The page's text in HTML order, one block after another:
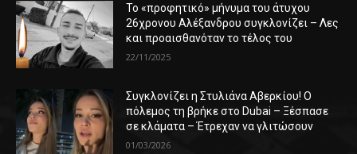
Το «προφητικό» μήνυμα του άτυχου
26χρονου Αλέξανδρου συγκλονίζει – Λες
και προαισθανόταν το τέλος του
22/11/2025
Συγκλονίζει η Στυλιάνα Αβερκίου! Ο
πόλεμος τη βρήκε στο Dubai – Ξέσπασε
σε κλάματα – Έτρεχαν να γλιτώσουν
01/03/2026